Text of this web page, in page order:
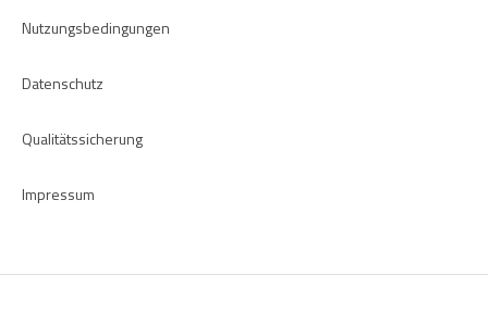
Nutzungsbedingungen
Datenschutz
Qualitätssicherung
Impressum